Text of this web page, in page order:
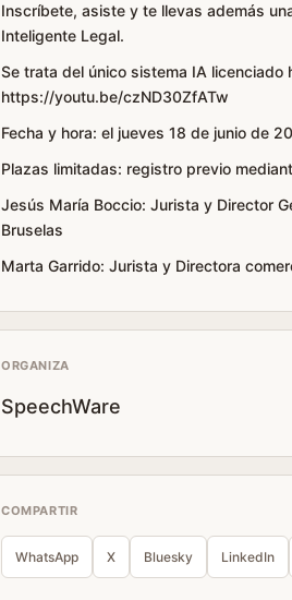
Inscríbete, asiste y te llevas además
Inteligente Legal.
Se trata del único sistema IA
https://youtu.be/czND30ZfATw
Fecha y hora: el jueves 18 de junio de
Plazas limitadas: registro previo
Jesús María Boccio: Jurista y Director
Bruselas
Marta Garrido: Jurista y Directora
ORGANIZA
SpeechWare
COMPARTIR
WhatsApp X Bluesky LinkedIn